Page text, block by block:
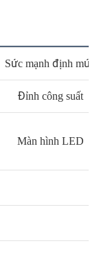
Sức mạnh định mức
Đỉnh công suất
Màn hình LED